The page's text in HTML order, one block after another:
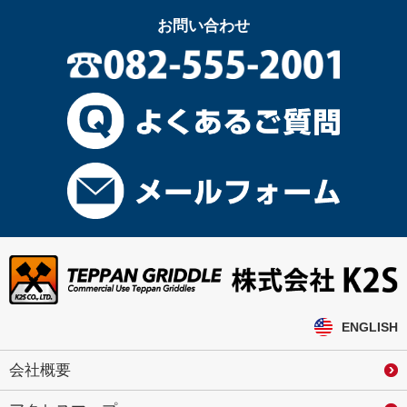
お問い合わせ
ENGLISH
会社概要